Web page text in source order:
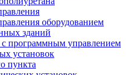
оборудованием
зданий
с программным управлением
установок
пункта